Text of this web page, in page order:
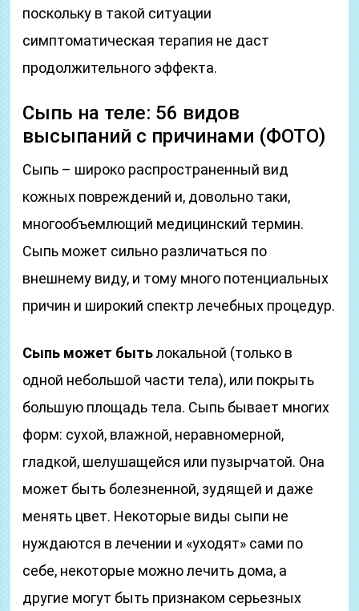
поскольку в такой ситуации
симптоматическая терапия не даст
продолжительного эффекта.
Сыпь на теле: 56 видов
высыпаний с причинами (ФОТО)
Сыпь – широко распространенный вид
кожных повреждений и, довольно таки,
многообъемлющий медицинский термин.
Сыпь может сильно различаться по
внешнему виду, и тому много потенциальных
причин и широкий спектр лечебных процедур.
Сыпь может бытьлокальной (только в
одной небольшой части тела), или покрыть
большую площадь тела. Сыпь бывает многих
форм: сухой, влажной, неравномерной,
гладкой, шелушащейся или пузырчатой. Она
может быть болезненной, зудящей и даже
менять цвет. Некоторые виды сыпи не
нуждаются в лечении и «уходят» сами по
себе, некоторые можно лечить дома, а
другие могут быть признаком серьезных